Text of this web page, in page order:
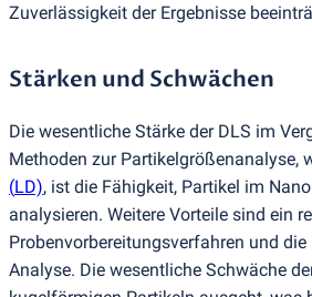
Zuverlässigkeit der Ergebnisse
Stärken und Schwächen
Die wesentliche Stärke der DLS im
Methoden zur Partikelgrößenanalyse,
(LD), ist die Fähigkeit, Partikel im
analysieren. Weitere Vorteile sind ein
Probenvorbereitungsverfahren und
Analyse. Die wesentliche Schwäche